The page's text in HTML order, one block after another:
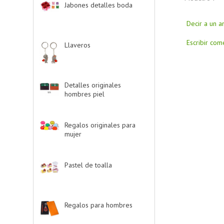
Decir a un
Escribir
Jabones detalles boda
Llaveros
Detalles originales
hombres piel
Regalos originales para
mujer
Pastel de toalla
Regalos para hombres